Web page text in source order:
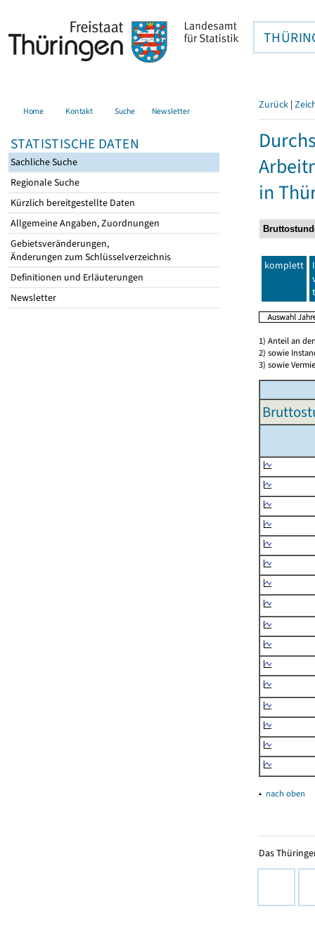
Home Kontakt Suche Newsletter
STATISTISCHE DATEN
Sachliche Suche
Regionale Suche
Kürzlich bereitgestellte Daten
Allgemeine Angaben, Zuordnungen
Gebietsveränderungen,
Änderungen zum Schlüsselverzeichnis
Definitionen und Erläuterungen
Newsletter
Zurück |
in
komplett
1) Anteil an
2) sowie
3) sowie
▴ nach oben
Das